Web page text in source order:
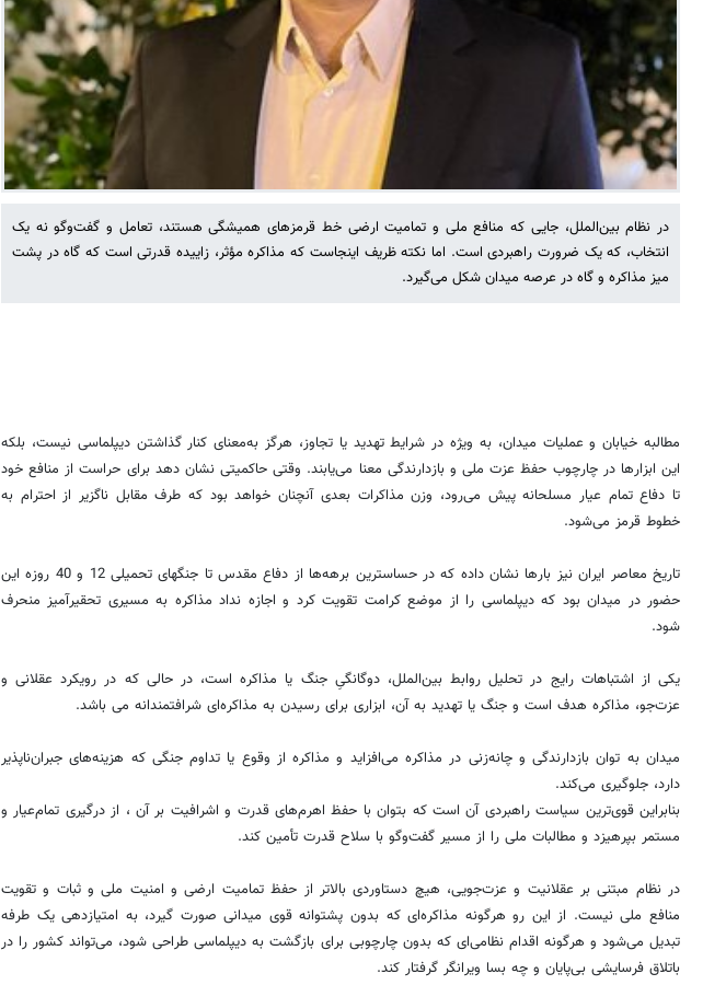
در نظام بین‌الملل، جایی که منافع ملی و تمامیت ارضی خط قرمزهای همیشگی هستند، تعامل و گفت‌وگو نه یک
انتخاب، که یک ضرورت راهبردی است. اما نکته ظریف اینجاست که مذاکره مؤثر، زاییده قدرتی است که گاه در پشت
میز مذاکره و گاه در عرصه میدان شکل می‌گیرد.
مطالبه خیابان و عملیات میدان، به ‌ویژه در شرایط تهدید یا تجاوز، هرگز به‌معنای کنار گذاشتن دیپلماسی نیست، بلکه
این ابزارها در چارچوب حفظ عزت ملی و بازدارندگی معنا می‌یابند. وقتی حاکمیتی نشان دهد برای حراست از منافع خود
تا دفاع تمام عیار مسلحانه پیش می‌رود، وزن مذاکرات بعدی آنچنان خواهد بود که طرف مقابل ناگزیر از احترام به
خطوط قرمز می‌شود.
تاریخ معاصر ایران نیز بارها نشان داده که در حساسترین برهه‌ها از دفاع مقدس تا جنگهای تحمیلی 12 و 40 روزه این
حضور در میدان بود که دیپلماسی را از موضع کرامت تقویت کرد و اجازه نداد مذاکره به مسیری تحقیرآمیز منحرف
شود.
یکی از اشتباهات رایج در تحلیل روابط بین‌الملل، دوگانگیِ جنگ یا مذاکره است، در حالی که در رویکرد عقلانی و
عزت‌جو، مذاکره هدف است و جنگ یا تهدید به آن، ابزاری برای رسیدن به مذاکره‌ای شرافتمندانه می باشد.
میدان به توان بازدارندگی و چانه‌زنی در مذاکره می‌افزاید و مذاکره از وقوع یا تداوم جنگی که هزینه‌های جبران‌ناپذیر
دارد، جلوگیری می‌کند.
بنابراین قوی‌ترین سیاست راهبردی آن است که بتوان با حفظ اهرم‌های قدرت و اشرافیت بر آن ، از درگیری تمام‌عیار و
مستمر بپرهیزد و مطالبات ملی را از مسیر گفت‌وگو با سلاح قدرت تأمین کند.
در نظام مبتنی بر عقلانیت و عزت‌جویی، هیچ دستاوردی بالاتر از حفظ تمامیت ارضی و امنیت ملی و ثبات و تقویت
منافع ملی نیست. از این رو هرگونه مذاکره‌ای که بدون پشتوانه قوی میدانی صورت گیرد، به امتیازدهی یک ‌طرفه
تبدیل می‌شود و هرگونه اقدام نظامی‌ای که بدون چارچوبی برای بازگشت به دیپلماسی طراحی شود، می‌تواند کشور را در
باتلاق فرسایشی بی‌پایان و چه بسا ویرانگر گرفتار کند.